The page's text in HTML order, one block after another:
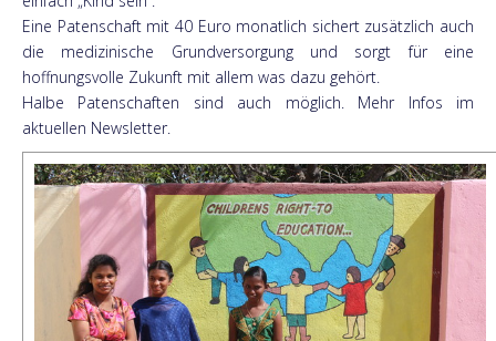
Eine Patenschaft mit 40 Euro monatlich sichert zusätzlich auch
die medizinische Grundversorgung und sorgt für eine
hoffnungsvolle Zukunft mit allem was dazu gehört.
Halbe Patenschaften sind auch möglich. Mehr Infos im
aktuellen Newsletter.